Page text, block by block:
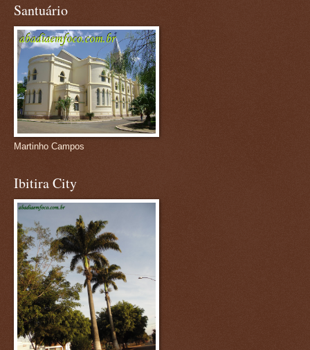
Santuário
Martinho Campos
Ibitira City